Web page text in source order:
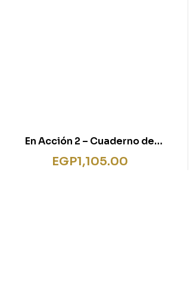
En Acción 2 – Cuaderno de
actividades 2 + audio (B1)
EGP1,105.00